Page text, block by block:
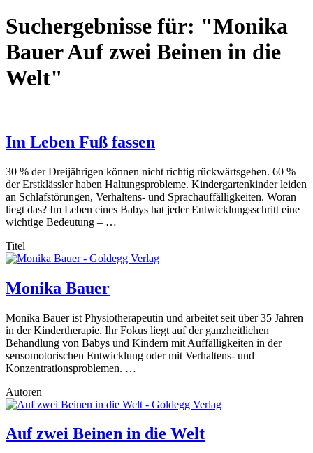
Suchergebnisse für: "Monika
Bauer Auf zwei Beinen in die
Welt"
Im Leben Fuß fassen
30 % der Dreijährigen können nicht richtig rückwärtsgehen. 60 %
der Erstklässler haben Haltungsprobleme. Kindergartenkinder leiden
an Schlafstörungen, Verhaltens- und Sprachauffälligkeiten. Woran
liegt das? Im Leben eines Babys hat jeder Entwicklungsschritt eine
wichtige Bedeutung – …
Titel
Monika Bauer
Monika Bauer ist Physiotherapeutin und arbeitet seit über 35 Jahren
in der Kindertherapie. Ihr Fokus liegt auf der ganzheitlichen
Behandlung von Babys und Kindern mit Auffälligkeiten in der
sensomotorischen Entwicklung oder mit Verhaltens- und
Konzentrationsproblemen. …
Autoren
Auf zwei Beinen in die Welt